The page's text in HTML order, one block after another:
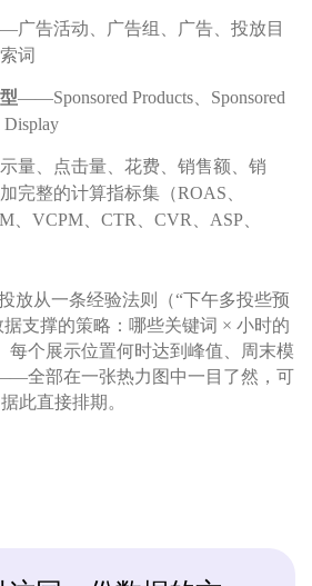
告活动、广告组、广告、投放目
词
——Sponsored Products、Sponsored
Display
量、点击量、花费、销售额、销
完整的计算指标集（ROAS、
、VCPM、CTR、CVR、ASP、
放从一条经验法则（“下午多投些预
支撑的策略：哪些关键词 × 小时的
每个展示位置何时达到峰值、周末模
全部在一张热力图中一目了然，可
据此直接排期。